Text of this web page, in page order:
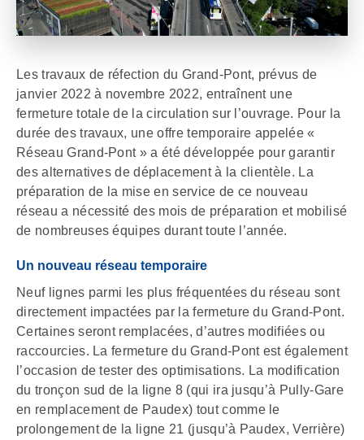
Les travaux de réfection du Grand-Pont, prévus de
janvier 2022 à novembre 2022, entraînent une
fermeture totale de la circulation sur l’ouvrage. Pour la
durée des travaux, une offre temporaire appelée «
Réseau Grand-Pont » a été développée pour garantir
des alternatives de déplacement à la clientèle. La
préparation de la mise en service de ce nouveau
réseau a nécessité des mois de préparation et mobilisé
de nombreuses équipes durant toute l’année.
Un nouveau réseau temporaire
Neuf lignes parmi les plus fréquentées du réseau sont
directement impactées par la fermeture du Grand-Pont.
Certaines seront remplacées, d’autres modifiées ou
raccourcies. La fermeture du Grand-Pont est également
l’occasion de tester des optimisations. La modification
du tronçon sud de la ligne 8 (qui ira jusqu’à Pully-Gare
en remplacement de Paudex) tout comme le
prolongement de la ligne 21 (jusqu’à Paudex, Verrière)